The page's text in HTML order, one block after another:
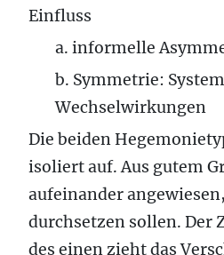
Einfluss
a. informelle
b. Symmetrie:
Wechselwirkungen
Die beiden
isoliert auf. Aus gutem
aufeinander
durchsetzen sollen. Der
des einen zieht das